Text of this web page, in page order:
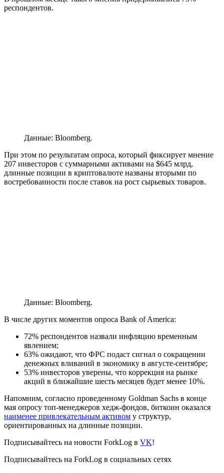
респондентов.
Данные: Bloomberg.
При этом по результатам опроса, который фиксирует мнение
207 инвесторов с суммарными активами на $645 млрд,
длинные позиции в криптовалюте названы вторыми по
востребованности после ставок на рост сырьевых товаров.
Данные: Bloomberg.
В числе других моментов опроса Bank of America:
72% респондентов назвали инфляцию временным
явлением;
63% ожидают, что ФРС подаст сигнал о сокращении
денежных вливаний в экономику в августе-сентябре;
53% инвесторов уверены, что коррекция на рынке
акций в ближайшие шесть месяцев будет менее 10%.
Напомним, согласно проведенному Goldman Sachs в конце
мая опросу топ-менеджеров хедж-фондов, биткоин оказался
наименее привлекательным активом у структур,
ориентированных на длинные позиции.
Подписывайтесь на новости ForkLog в VK!
Подписывайтесь на ForkLog в социальных сетях